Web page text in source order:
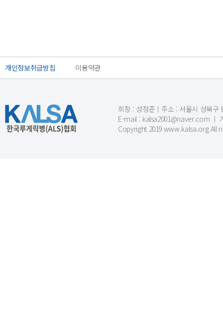
개인정보취급방침 이용약관
회장 : 성정준ㅣ주소 : 서울시 성북구
E-mail : kalsa2001@naver.com ㅣ
Copyright 2019 www.kalsa.org All